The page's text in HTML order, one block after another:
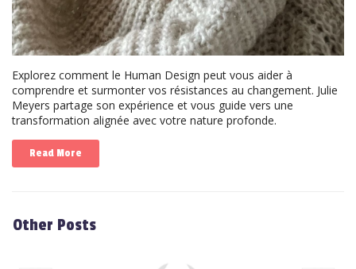
Explorez comment le Human Design peut vous aider à
comprendre et surmonter vos résistances au changement. Julie
Meyers partage son expérience et vous guide vers une
transformation alignée avec votre nature profonde.
Read More
Other Posts